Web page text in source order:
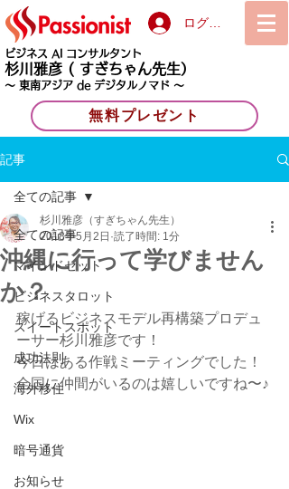
ログイン
ビジネス AI コンサルタント
杉川雅彦 ( すぎちゃん先生）
〜 東南アジア de デジタルノマド 〜
無料プレゼント
記事
全ての記事
マインドセット
ビジネスタロット
スイートスポット
成功法則
海外移住
Wix
暗号通貨
お知らせ
全ての記事
沖縄に行って学びません
か？
杉川雅彦（すぎちゃん先生）
2018年5月2日 読了時間: 1分
稼げるビジネスモデル再構築プロデュ
ーサー杉川雅彦です！
今日はある作戦ミーティングでした！
全国に仲間がいるのは嬉しいですね〜♪